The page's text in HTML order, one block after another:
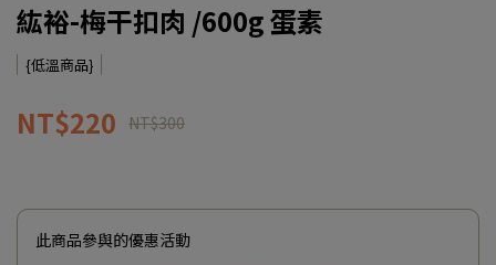
紘裕-梅干扣肉 /600g 蛋素
{低溫商品}
NT$220 NT$300
此商品參與的優惠活動